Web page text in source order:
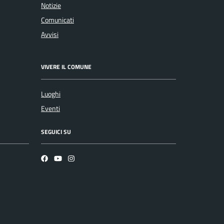
Notizie
Comunicati
Avvisi
VIVERE IL COMUNE
Luoghi
Eventi
SEGUICI SU
Facebook
YouTubeInstagram